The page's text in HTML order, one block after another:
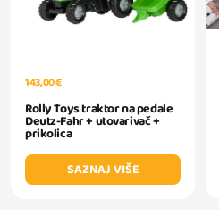
143,00 €
Rolly Toys traktor na pedale
Deutz-Fahr + utovarivač +
prikolica
SAZNAJ VIŠE